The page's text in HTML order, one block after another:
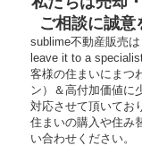
ご相談に誠
sublime不動産販売
leave it to a
客様の住まいにまつ
ン）＆高付加価値に
対応させて頂いてお
住まいの購入や住み
い合わせください。